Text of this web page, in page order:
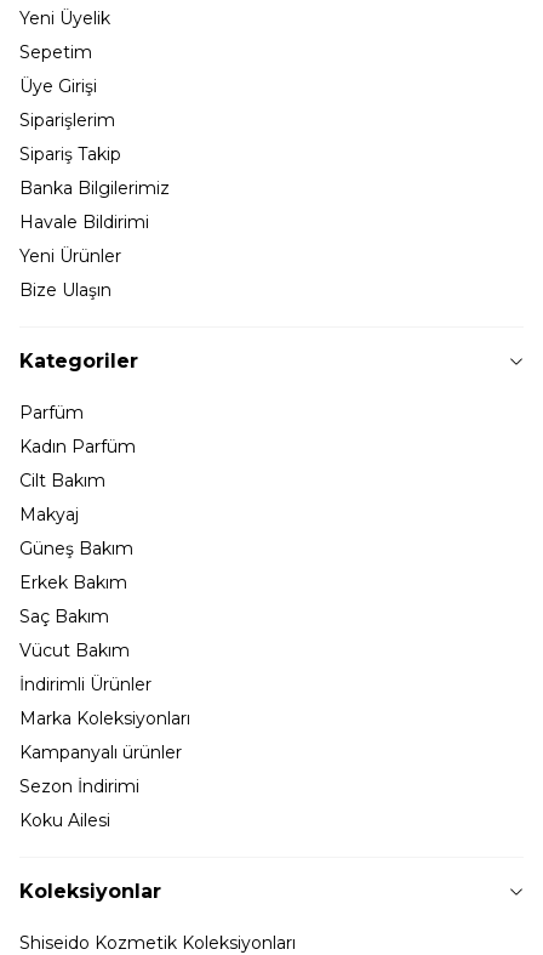
Yeni Üyelik
Sepetim
Üye Girişi
Siparişlerim
Sipariş Takip
Banka Bilgilerimiz
Havale Bildirimi
Yeni Ürünler
Bize Ulaşın
Kategoriler
Parfüm
Kadın Parfüm
Cilt Bakım
Makyaj
Güneş Bakım
Erkek Bakım
Saç Bakım
Vücut Bakım
İndirimli Ürünler
Marka Koleksiyonları
Kampanyalı ürünler
Sezon İndirimi
Koku Ailesi
Koleksiyonlar
Shiseido Kozmetik Koleksiyonları